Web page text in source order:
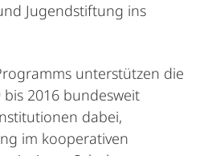
Jugendstiftung ins
unterstützen die
2016 bundesweit
dabei,
im kooperativen